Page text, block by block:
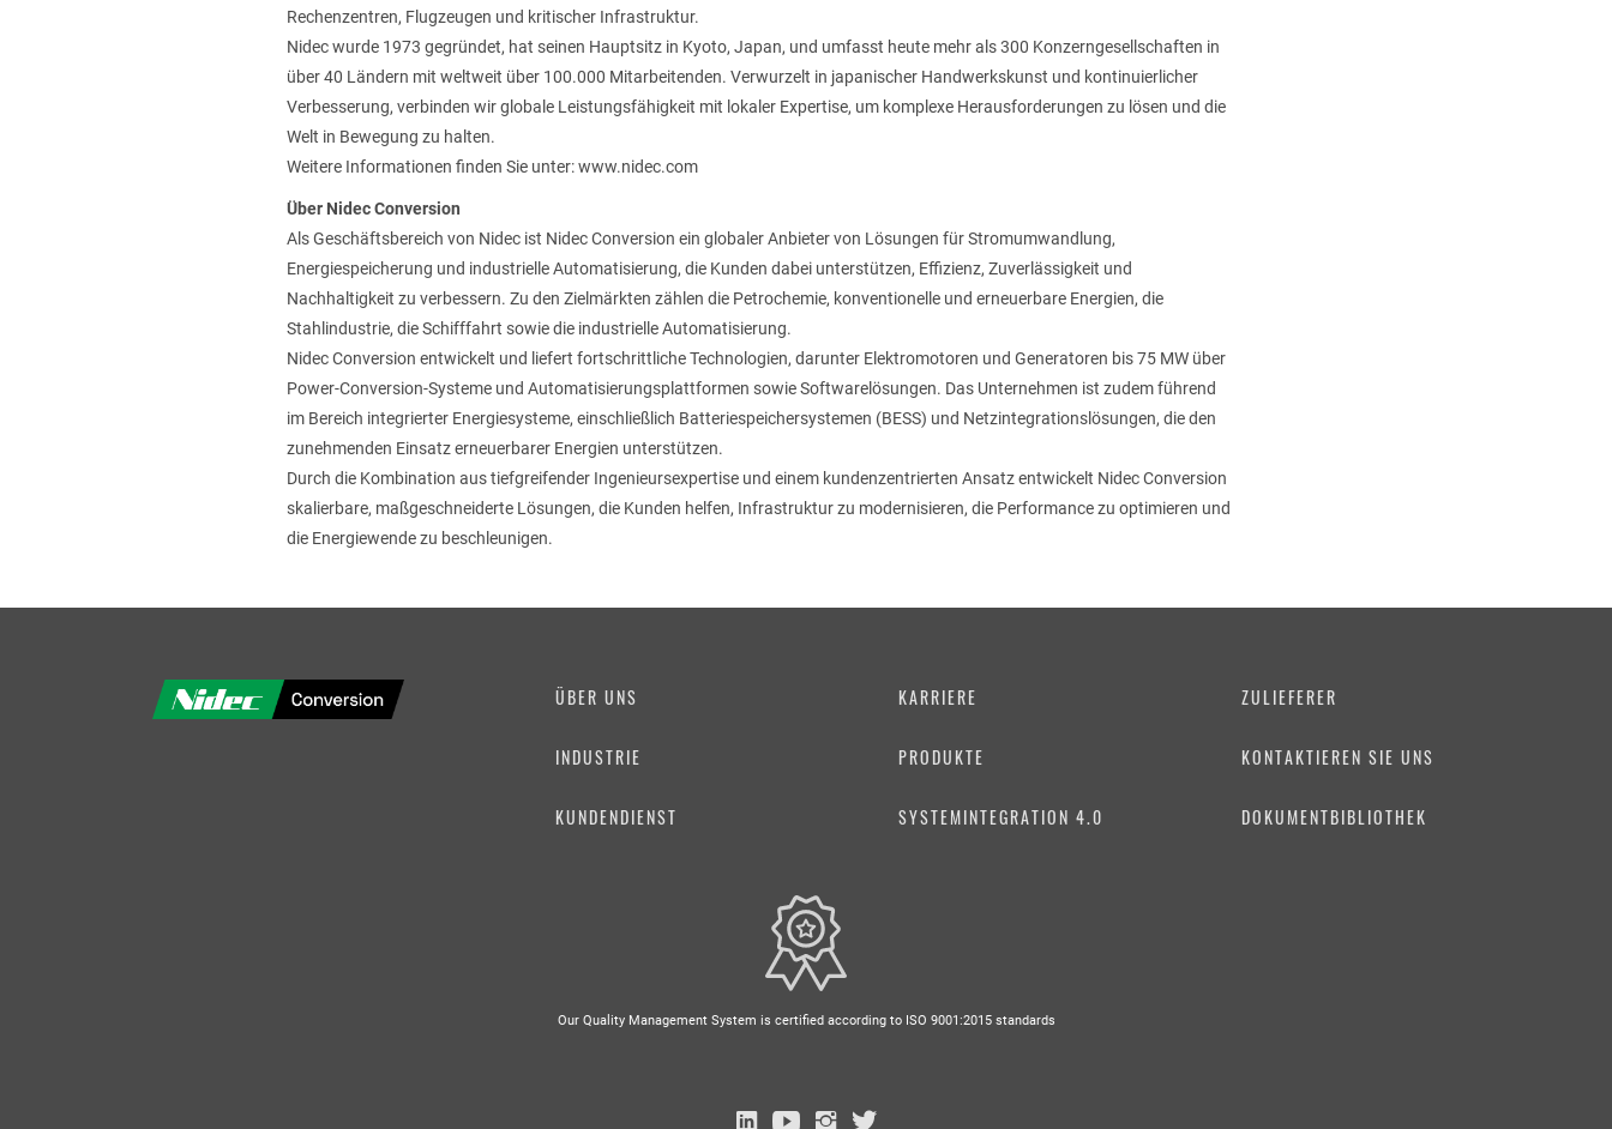
Rechenzentren, Flugzeugen und kritischer Infrastruktur.
Nidec wurde 1973 gegründet, hat seinen Hauptsitz in Kyoto, Japan, und umfasst heute mehr als 300 Konzerngesellschaften in
über 40 Ländern mit weltweit über 100.000 Mitarbeitenden. Verwurzelt in japanischer Handwerkskunst und kontinuierlicher
Verbesserung, verbinden wir globale Leistungsfähigkeit mit lokaler Expertise, um komplexe Herausforderungen zu lösen und die
Welt in Bewegung zu halten.
Weitere Informationen finden Sie unter: www.nidec.com
Über Nidec Conversion
Als Geschäftsbereich von Nidec ist Nidec Conversion ein globaler Anbieter von Lösungen für Stromumwandlung,
Energiespeicherung und industrielle Automatisierung, die Kunden dabei unterstützen, Effizienz, Zuverlässigkeit und
Nachhaltigkeit zu verbessern. Zu den Zielmärkten zählen die Petrochemie, konventionelle und erneuerbare Energien, die
Stahlindustrie, die Schifffahrt sowie die industrielle Automatisierung.
Nidec Conversion entwickelt und liefert fortschrittliche Technologien, darunter Elektromotoren und Generatoren bis 75 MW über
Power-Conversion-Systeme und Automatisierungsplattformen sowie Softwarelösungen. Das Unternehmen ist zudem führend
im Bereich integrierter Energiesysteme, einschließlich Batteriespeichersystemen (BESS) und Netzintegrationslösungen, die den
zunehmenden Einsatz erneuerbarer Energien unterstützen.
Durch die Kombination aus tiefgreifender Ingenieursexpertise und einem kundenzentrierten Ansatz entwickelt Nidec Conversion
skalierbare, maßgeschneiderte Lösungen, die Kunden helfen, Infrastruktur zu modernisieren, die Performance zu optimieren und
die Energiewende zu beschleunigen.
ÜBER UNS KARRIERE ZULIEFERER
INDUSTRIE PRODUKTE KONTAKTIEREN SIE UNS
KUNDENDIENST SYSTEMINTEGRATION 4.0 DOKUMENTBIBLIOTHEK
Our Quality Management System is certified according to ISO 9001:2015 standards